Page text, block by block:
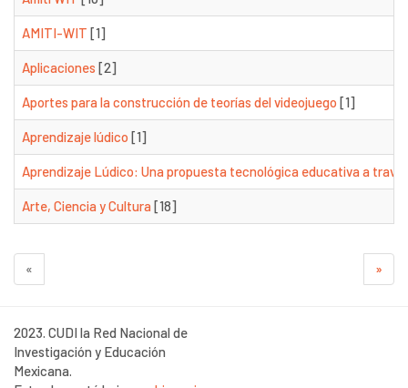
AMITI-WIT [1]
Aplicaciones [2]
Aportes para la construcción de teorías del videojuego [1]
Aprendizaje lúdico [1]
Aprendizaje Lúdico: Una propuesta tecnológica educativa a
Arte, Ciencia y Cultura[18]
« »
2023. CUDI la Red Nacional de
Investigación y Educación
Mexicana.